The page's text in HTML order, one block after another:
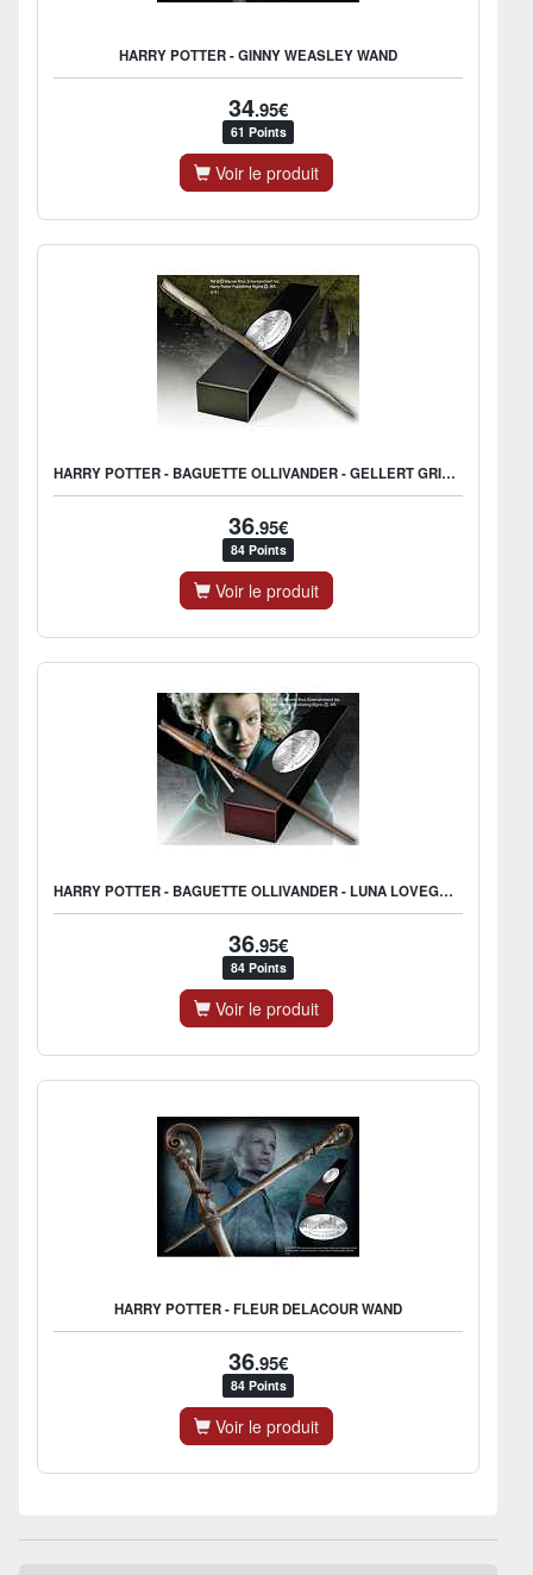
HARRY POTTER - GINNY WEASLEY WAND
34.95€
61 Points
Voir le produit
HARRY POTTER - BAGUETTE OLLIVANDER - GELLERT GRINDELWALD
36.95€
84 Points
Voir le produit
HARRY POTTER - BAGUETTE OLLIVANDER - LUNA LOVEGOOD
36.95€
84 Points
Voir le produit
HARRY POTTER - FLEUR DELACOUR WAND
36.95€
84 Points
Voir le produit